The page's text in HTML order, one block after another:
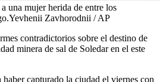
una mujer herida de entre los
Yevhenii Zavhorodnii / AP
contradictorios sobre el destino de
minera de sal de Soledar en el este
capturado la ciudad el viernes con